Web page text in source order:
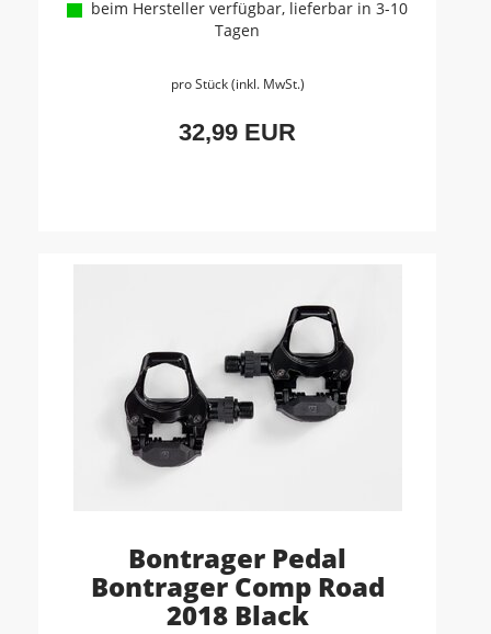
beim Hersteller verfügbar, lieferbar in 3-10
Tagen
pro Stück (inkl. MwSt.)
32,99 EUR
Bontrager Pedal
Bontrager Comp Road
2018 Black